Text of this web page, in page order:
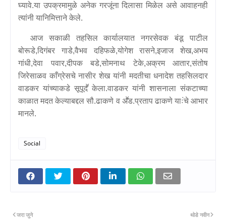
घ्यावे.या उपक्रमामुळे अनेक गरजूंना दिलासा मिळेल असे आवाहनही
त्यांनी यानिमित्ताने केले.
आज सकाळी तहसिल कार्यालयात नगरसेवक बंडू पाटील
बोरूडे,दिगंबर गाडे,वैभव दहिफळे,योगेश रासने,इजाज शेख,अभय
गांधी,देवा पवार,दीपक बडे,सोमनाथ टेके,अक्रम आतार,संतोष
जिरेसाळव काँग्रेसचे नासीर शेख यांनी मदतीचा धनादेश तहसिलदार
वाडकर यांच्याकडे सूपूदॕ केला.वाडकर यांनी शासनाला संकटाच्या
काळात मदत केल्याबद्दल सौ.ढाकणे व अॕड.प्रताप ढाकणे याःंचे आभार
मानले.
Social
थोडे नवीन
जरा जुने